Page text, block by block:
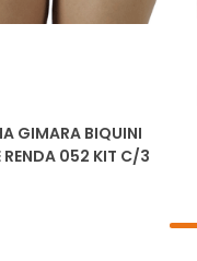
GIMARA BIQUINI
RENDA 052 KIT C/3